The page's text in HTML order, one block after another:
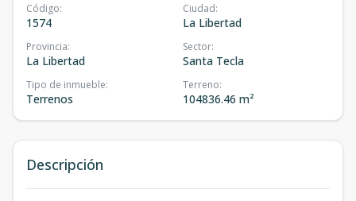
Código:
1574
Ciudad:
La Libertad
Provincia:
La Libertad
Sector:
Santa Tecla
Tipo de inmueble:
Terrenos
Terreno:
104836.46 m²
Descripción